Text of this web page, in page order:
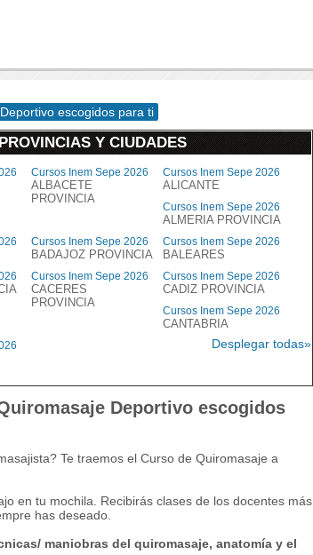
escogidos para ti
Y CIUDADES
Cursos Inem Sepe 2026
ALBACETE
PROVINCIA
Cursos Inem Sepe 2026
ALICANTE
Cursos Inem Sepe 2026
ALMERIA PROVINCIA
Cursos Inem Sepe 2026
BADAJOZ PROVINCIA
Cursos Inem Sepe 2026
BALEARES
Cursos Inem Sepe 2026
CACERES
PROVINCIA
Cursos Inem Sepe 2026
CADIZ PROVINCIA
Cursos Inem Sepe 2026
CANTABRIA
Desplegar todas»
Deportivo escogidos
Te traemos el Curso de Quiromasaje a
en tu mochila. Recibirás clases de los docentes más
has deseado.
maniobras del quiromasaje, anatomía y el